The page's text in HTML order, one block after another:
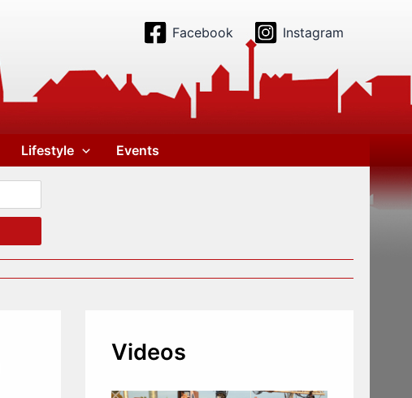
Facebook Instagram
Lifestyle Events
Videos